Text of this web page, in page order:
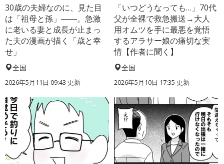
30歳の夫婦なのに、見た目
は「祖母と孫」――。急激
に老いる妻と成長が止まっ
た夫の漫画が描く「歳と幸
せ」
全国
2026年5月11日 09:43 更新
「いつどうなっても…」70代
父が全裸で救急搬送→大人
用オムツを手に最悪を覚悟
するアラサー娘の痛切な実
情【作者に聞く】
全国
2026年5月10日 17:35 更新